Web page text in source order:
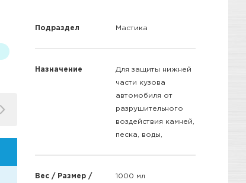
Подраздел Мастика
Назначение
Для защиты нижней
части кузова
автомобиля от
разрушительного
воздействия камней,
песка, воды,
Вес / Размер /
1000 мл